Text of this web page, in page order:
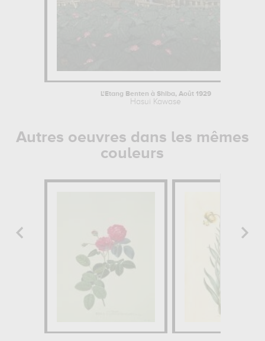
L'Etang Benten à Shiba, Août 1929
Hasui Kawase
Autres oeuvres dans les mêmes
couleurs